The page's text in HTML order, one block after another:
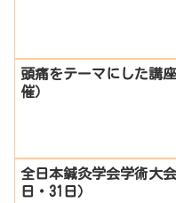
頭痛をテーマにした講
催）
全日本鍼灸学会学術大
日・31日）